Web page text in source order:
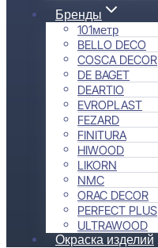
Бренды
101метр
BELLO DECO
COSCA DECOR
DE BAGET
DEARTIO
EVROPLAST
FEZARD
FINITURA
HIWOOD
LIKORN
NMC
ORAC DECOR
PERFECT PLUS
ULTRAWOOD
Окраска изделий